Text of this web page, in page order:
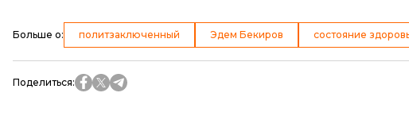
Больше о: политзаключенный Эдем Бекиров состояние
Поделиться: